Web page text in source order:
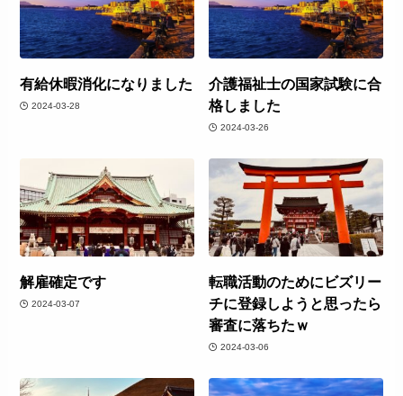
有給休暇消化になりました
2024-03-28
介護福祉士の国家試験に合
格しました
2024-03-26
解雇確定です
2024-03-07
転職活動のためにビズリー
チに登録しようと思ったら
審査に落ちたｗ
2024-03-06